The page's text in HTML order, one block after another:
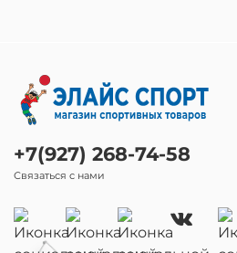
+7(927) 268-74-58
Связаться с нами